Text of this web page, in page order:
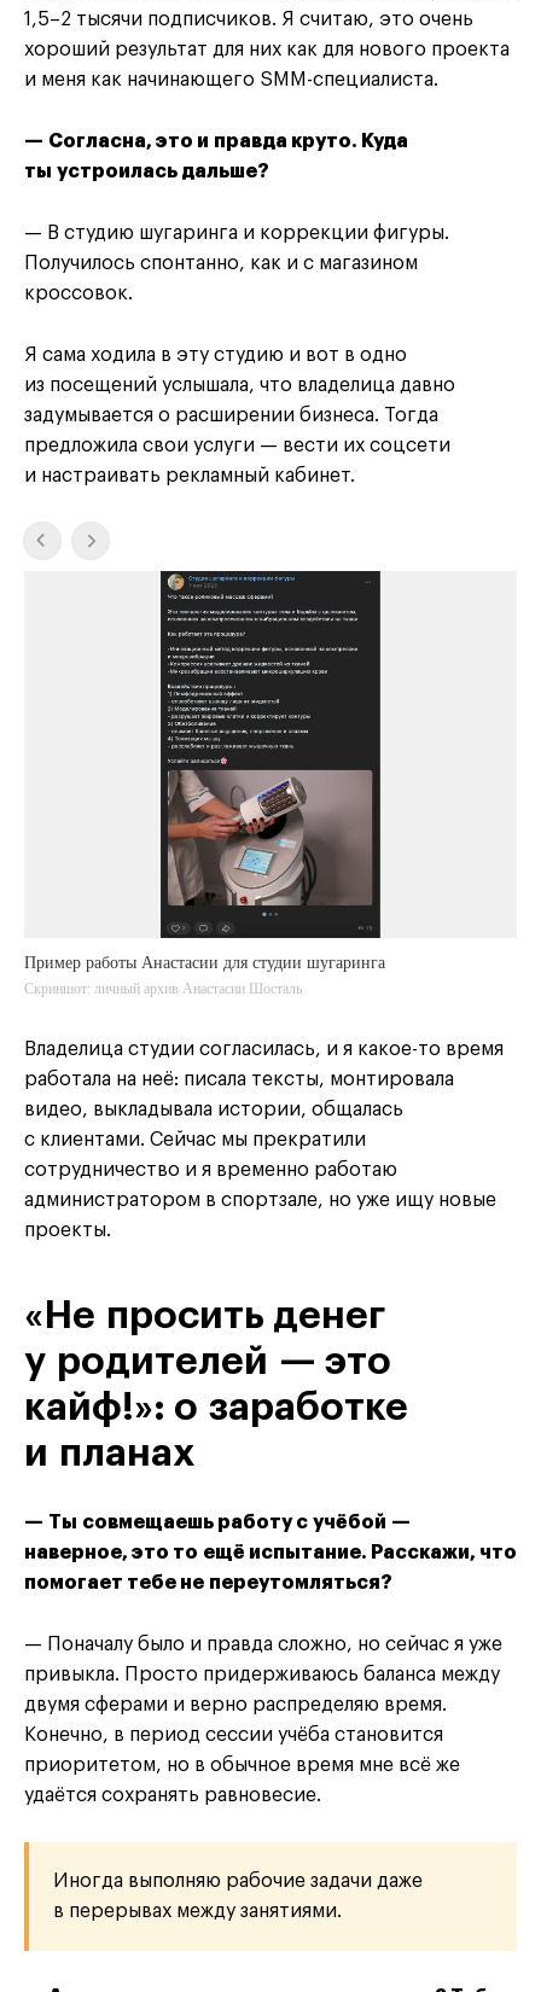
1,5–2 тысячи подписчиков. Я считаю, это очень
хороший результат для них как для нового проекта
и меня как начинающего SMM-специалиста.
— Согласна, это и правда круто. Куда
ты устроилась дальше?
— В студию шугаринга и коррекции фигуры.
Получилось спонтанно, как и с магазином
кроссовок.
Я сама ходила в эту студию и вот в одно
из посещений услышала, что владелица давно
задумывается о расширении бизнеса. Тогда
предложила свои услуги — вести их соцсети
и настраивать рекламный кабинет.
Пример работы Анастасии для студии шугаринга
Скриншот: личный архив Анастасии Шосталь
Владелица студии согласилась, и я какое-то время
работала на неё: писала тексты, монтировала
видео, выкладывала истории, общалась
с клиентами. Сейчас мы прекратили
сотрудничество и я временно работаю
администратором в спортзале, но уже ищу новые
проекты.
«Не просить денег
у родителей — это
кайф!»: о заработке
и планах
— Ты совмещаешь работу с учёбой —
наверное, это то ещё испытание. Расскажи, что
помогает тебе не переутомляться?
— Поначалу было и правда сложно, но сейчас я уже
привыкла. Просто придерживаюсь баланса между
двумя сферами и верно распределяю время.
Конечно, в период сессии учёба становится
приоритетом, но в обычное время мне всё же
удаётся сохранять равновесие.
Иногда выполняю рабочие задачи даже
в перерывах между занятиями.